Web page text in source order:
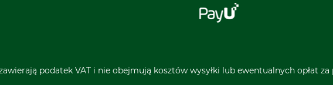
podatek VAT i nie obejmują kosztów wysyłki lub ewentualnych opłat